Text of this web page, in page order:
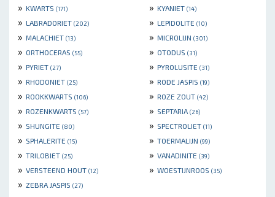
» KWARTS (171) » KYANIET (14)
» LABRADORIET (202) » LEPIDOLITE (10)
» MALACHIET (13) » MICROLIJN (301)
» ORTHOCERAS (55) » OTODUS (31)
» PYRIET (27) » PYROLUSITE (31)
» RHODONIET (25) » RODE JASPIS (19)
» ROOKKWARTS (106) » ROZE ZOUT (42)
» ROZENKWARTS (57) » SEPTARIA (26)
» SHUNGITE (80) » SPECTROLIET (11)
» SPHALERITE (15) » TOERMALIJN (99)
» TRILOBIET (25) » VANADINITE (39)
» VERSTEEND HOUT (12) » WOESTIJNROOS (35)
» ZEBRA JASPIS (27)